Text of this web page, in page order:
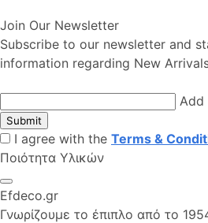
Join Our Newsletter
Subscribe to our newsletter and
information regarding New
Add
Submit
I agree with the Terms &
Ποιότητα Υλικών
Efdeco.gr
Γνωρίζουμε το έπιπλο από το